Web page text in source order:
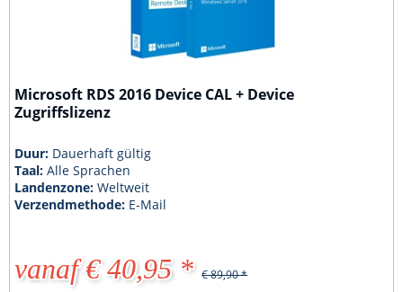
Microsoft RDS 2016 Device CAL + Device
Zugriffslizenz
Duur: Dauerhaft gültig
Taal:Alle Sprachen
Landenzone:Weltweit
Verzendmethode: E-Mail
vanaf € 40,95 * € 89,90 *